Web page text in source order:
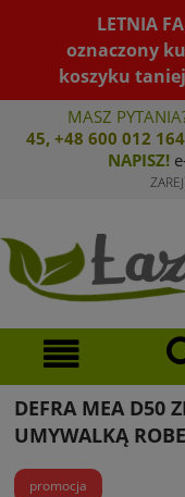
LETNIA
oznaczony
koszyku
MASZ
45, +48 600 012 164
NAPISZ!
DEFRA MEA D50
UMYWALKĄ
promocja